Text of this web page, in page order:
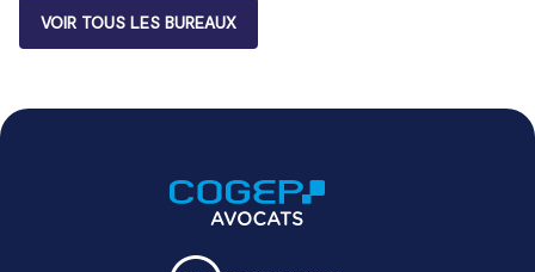
VOIR TOUS LES BUREAUX